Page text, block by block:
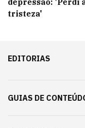
depressão: 'Perdi
tristeza'
EDITORIAS
GUIAS DE